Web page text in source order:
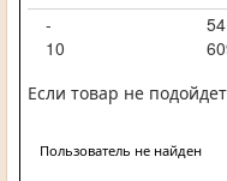
-
10
Если товар не
Пользователь не найден